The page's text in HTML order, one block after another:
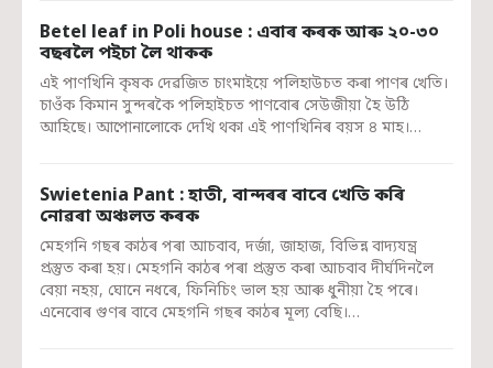
Betel leaf in Poli house : এবাৰ কৰক আৰু ২০-৩০
বছৰলৈ পইচা লৈ থাকক
এই পাণখিনি কৃষক দেৱজিত চাংমাইয়ে পলিহাউচত কৰা পাণৰ খেতি।
চাওঁক কিমান সুন্দৰকৈ পলিহাইচত পাণবোৰ সেউজীয়া হৈ উঠি
আহিছে। আপোনালোকে দেখি থকা এই পাণখিনিৰ বয়স ৪ মাহ।…
Swietenia Pant : হাতী, বান্দৰৰ বাবে খেতি কৰি
নোৱৰা অঞ্চলত কৰক
মেহগনি গছৰ কাঠৰ পৰা আচবাব, দৰ্জা, জাহাজ, বিভিন্ন বাদ্যযন্ত্ৰ
প্ৰস্তুত কৰা হয়। মেহগনি কাঠৰ পৰা প্ৰস্তুত কৰা আচবাব দীৰ্ঘদিনলৈ
বেয়া নহয়, ঘোনে নধৰে, ফিনিচিং ভাল হয় আৰু ধুনীয়া হৈ পৰে।
এনেবোৰ গুণৰ বাবে মেহগনি গছৰ কাঠৰ মূল্য বেছি।…